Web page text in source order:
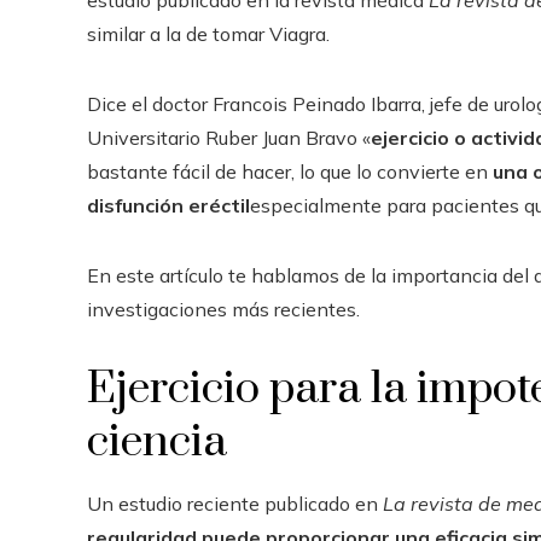
similar a la de tomar Viagra.
Dice el doctor Francois Peinado Ibarra, jefe de
Universitario Ruber Juan Bravo «ejercicio o
bastante fácil de hacer, lo que lo convierte en una
disfunción eréctilespecialmente para pacientes
En este artículo te hablamos de la importancia del
investigaciones más recientes.
Ejercicio para la
ciencia
Un estudio reciente publicado en La revista de